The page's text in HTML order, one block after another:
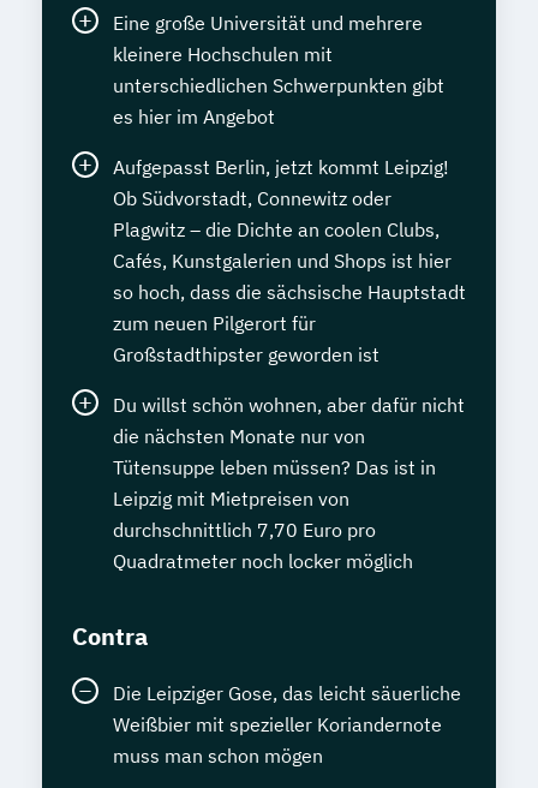
Eine große Universität und mehrere
kleinere Hochschulen mit
unterschiedlichen Schwerpunkten gibt
es hier im Angebot
Aufgepasst Berlin, jetzt kommt Leipzig!
Ob Südvorstadt, Connewitz oder
Plagwitz – die Dichte an coolen Clubs,
Cafés, Kunstgalerien und Shops ist hier
so hoch, dass die sächsische Hauptstadt
zum neuen Pilgerort für
Großstadthipster geworden ist
Du willst schön wohnen, aber dafür nicht
die nächsten Monate nur von
Tütensuppe leben müssen? Das ist in
Leipzig mit Mietpreisen von
durchschnittlich 7,70 Euro pro
Quadratmeter noch locker möglich
Contra
Die Leipziger Gose, das leicht säuerliche
Weißbier mit spezieller Koriandernote
muss man schon mögen